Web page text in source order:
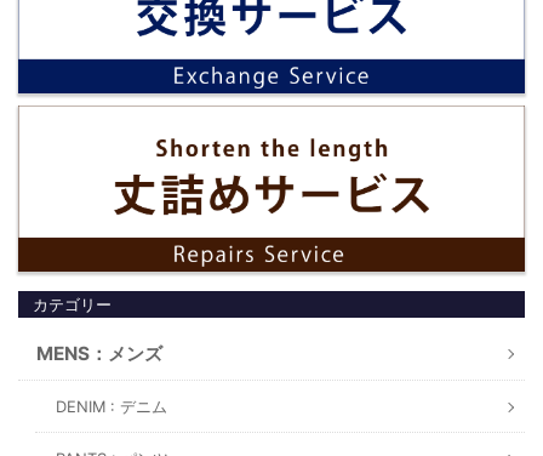
カテゴリー
MENS：メンズ
DENIM : デニム